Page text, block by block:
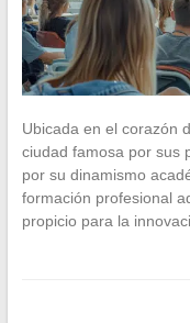
Ubicada en el corazón
ciudad famosa por sus
por su dinamismo
formación profesional
propicio para la